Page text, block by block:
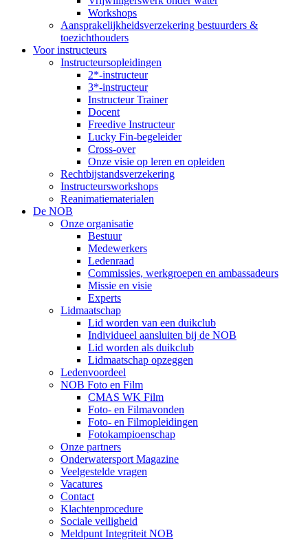
Workshops
Aansprakelijkheidsverzekering bestuurders &
toezichthouders
Voor instructeurs
Instructeursopleidingen
2*-instructeur
3*-instructeur
Instructeur Trainer
Docent
Freedive Instructeur
Lucky Fin-begeleider
Cross-over
Onze visie op leren en opleiden
Rechtbijstandsverzekering
Instructeursworkshops
Reanimatiematerialen
De NOB
Onze organisatie
Bestuur
Medewerkers
Ledenraad
Commissies, werkgroepen en ambassadeurs
Missie en visie
Experts
Lidmaatschap
Lid worden van een duikclub
Individueel aansluiten bij de NOB
Lid worden als duikclub
Lidmaatschap opzeggen
Ledenvoordeel
NOB Foto en Film
CMAS WK Film
Foto- en Filmavonden
Foto- en Filmopleidingen
Fotokampioenschap
Onze partners
Onderwatersport Magazine
Veelgestelde vragen
Vacatures
Contact
Klachtenprocedure
Sociale veiligheid
Meldpunt Integriteit NOB